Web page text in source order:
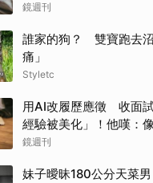
鏡週刊
誰家的狗？ 雙寶跑去
痛」
Styletc
用AI改履歷應徵 收面
經驗被美化」！他嘆：
鏡週刊
妹子曖昧180公分天菜男